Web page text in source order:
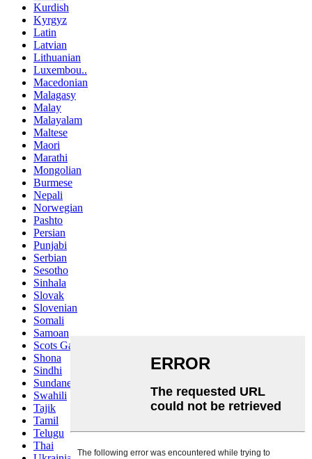
Kurdish
Kyrgyz
Latin
Latvian
Lithuanian
Luxembou..
Macedonian
Malagasy
Malay
Malayalam
Maltese
Maori
Marathi
Mongolian
Burmese
Nepali
Norwegian
Pashto
Persian
Punjabi
Serbian
Sesotho
Sinhala
Slovak
Slovenian
Somali
Samoan
Scots Gaelic
Shona
Sindhi
Sundanese
Swahili
Tajik
Tamil
Telugu
Thai